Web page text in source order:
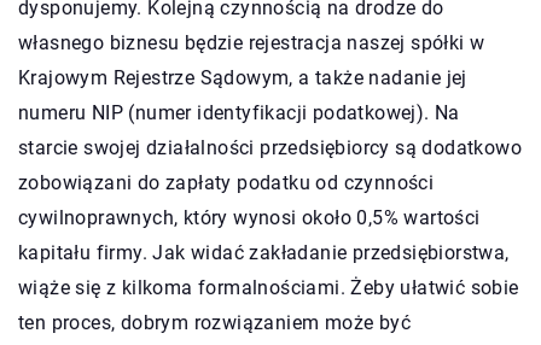
dysponujemy. Kolejną czynnością na drodze do
własnego biznesu będzie rejestracja naszej spółki w
Krajowym Rejestrze Sądowym, a także nadanie jej
numeru NIP (numer identyfikacji podatkowej). Na
starcie swojej działalności przedsiębiorcy są dodatkowo
zobowiązani do zapłaty podatku od czynności
cywilnoprawnych, który wynosi około 0,5% wartości
kapitału firmy. Jak widać zakładanie przedsiębiorstwa,
wiąże się z kilkoma formalnościami. Żeby ułatwić sobie
ten proces, dobrym rozwiązaniem może być